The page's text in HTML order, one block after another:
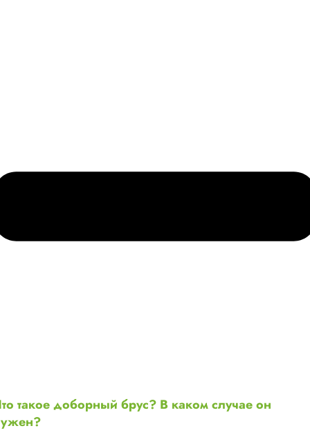
такое доборный брус? В каком случае он